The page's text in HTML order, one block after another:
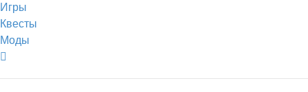
Игры
Квесты
Моды